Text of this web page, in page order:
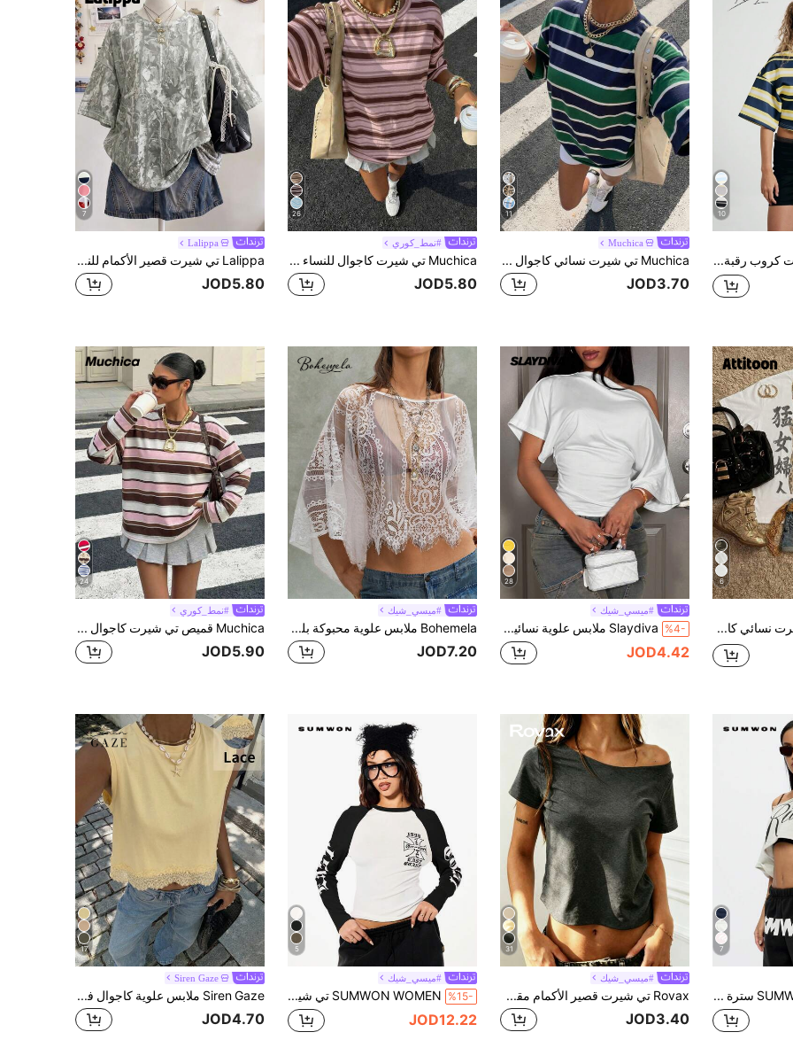
10
AiiRZ تي شيرت كروب رقبة مستديرة كتف منخفض مقاس كبير مخطط
11
Muchica
Muchica تي شيرت نسائي كاجوال بياقة دائرية وأكمام منسدلة بتصميم متباين الألوان مخطط
JOD3.70
26
#نمط_كوري
Muchica تي شيرت كاجوال للنساء بياقة دائرية وأكمام قصيرة بتصميم مخطط
JOD5.80
7
Lalippa
Lalippa تي شيرت قصير الأكمام للنساء بطبعة نباتية، رقبة دائرية، متعدد الاستخدامات للارتداء اليومي
JOD5.80
6
Attitoon تي شيرت نسائي كاجوال فضفاض بطبعة نمر، 95% قطن، ستايل Y2K، فينتاج، مناسب للتنقل اليومي والمواعيد والحفلات، للخريف والشتاء والربيع والصيف، للكريسماس ورأس السنة وعيد الشكر والحفلات والزفاف والشاطئ والتخرج، أنيق وعصري للخروجات والمواعيد والتنقل
28
#ميسي_شيك
%4- Slaydiva ملابس علوية نسائية بيضاء صيفية مكشوفة الكتفين، أنيقة وجذابة للحفلات والسهرات، بقصة فضفاضة وخصر مطوي، ستايل Y2K، مناسبة للعمل
JOD4.42
#ميسي_شيك
Bohemela ملابس علوية محبوكة بلون سادة للنساء
JOD7.20
24
#نمط_كوري
Muchica قميص تي شيرت كاجوال أنيق بأكمام طويلة ذو رقبة دائرية، بطبعات شريطية باللون الوردي والأبيض والبني، قصة فضفاضة مناسبة للصيف
JOD5.90
7
SUMWON WOMEN سترة قصيرة عارية الكتف بطراز الرايدر، بتصميم أسيمتري لنمط الشارع الحضري، ملابس علوية إطار نصي جرافيكي، موضة صيفية للحفلا
31
#ميسي_شيك
Rovax تي شيرت قصير الأكمام مقصوص بتصميم غير متماثل ذو لون أحادي مناسب للنساء
JOD3.40
5
#ميسي_شيك
%15- SUMWON WOMEN تي شيرت نسائي بأكمام طويلة بطبعة صليب وأرقام
JOD12.22
17
Siren Gaze
Siren Gaze ملابس علوية كاجوال فضفاض بتطريز دانتيل على الذيل، لون أحادي بسيط للنساء للعطلات والتنقل
JOD4.70